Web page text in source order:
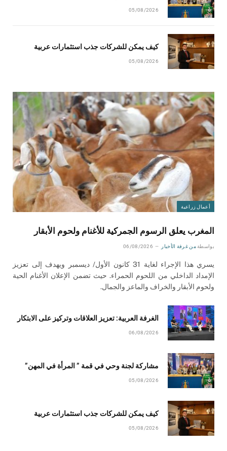
05/08/2026
كيف يمكن للشركات جذب استثمارات عربية
05/08/2026
أعمال زراعية
المغرب يعلق الرسوم الجمركية للأغنام ولحوم الأبقار
بواسطة من غرفة الأخبار 06/08/2026
يسري هذا الإجراء لغاية 31 كانون الأول/ ديسمبر ويهدف إلى تعزيز
الإمداد الداخلي من اللحوم الحمراء. حيث تضمن الإعلان الأغنام الحية
ولحوم الأبقار والخراف والماعز والجمال.
الغرفة العربية: تعزيز العلاقات وتركيز على الابتكار
06/08/2026
مشاركة لجنة وحي في قمة ” المرأة في المهن”
05/08/2026
كيف يمكن للشركات جذب استثمارات عربية
05/08/2026